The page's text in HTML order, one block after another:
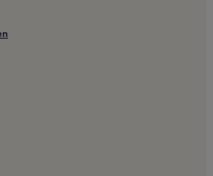
in Missoula
in Western Montana